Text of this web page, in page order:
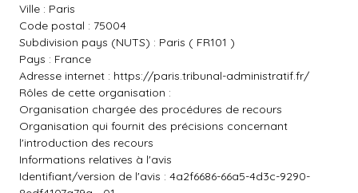
Ville : Paris
Code postal : 75004
Subdivision pays (NUTS) : Paris ( FR101 )
Pays : France
Adresse internet : https://paris.tribunal-administratif.fr/
Rôles de cette organisation :
Organisation chargée des procédures de recours
Organisation qui fournit des précisions concernant
l'introduction des recours
Informations relatives à l'avis
Identifiant/version de l'avis : 4a2f6686-66a5-4d3c-9290-